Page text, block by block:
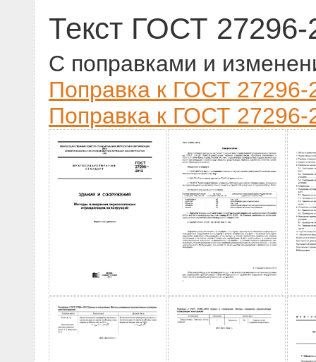
Текст ГОСТ 27296-
С поправками и
Поправка к ГОСТ 27296-
Поправка к ГОСТ 27296-